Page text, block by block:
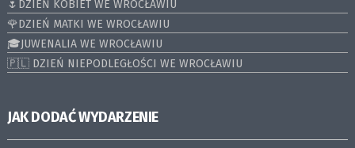
🌷DZIEŃ KOBIET WE WROCŁAWIU
🌹DZIEŃ MATKI WE WROCŁAWIU
🎓JUWENALIA WE WROCŁAWIU
🇵🇱 DZIEŃ NIEPODLEGŁOŚCI WE WROCŁAWIU
JAK DODAĆ WYDARZENIE